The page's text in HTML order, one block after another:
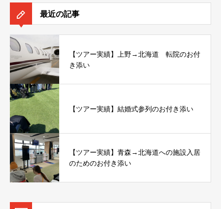
最近の記事
【ツアー実績】上野→北海道 転院のお付
き添い
【ツアー実績】結婚式参列のお付き添い
【ツアー実績】青森→北海道への施設入居
のためのお付き添い